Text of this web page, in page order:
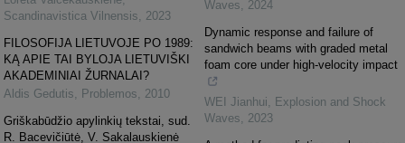
Scandinavistica Vilnensis
2023
FILOSOFIJA LIETUVOJE PO 1989:
KĄ APIE TAI BYLOJA LIETUVIŠKI
AKADEMINIAI ŽURNALAI?
Aldis Gedutis
Problemos
2010
Griškabūdžio apylinkių tekstai, sud.
R. Bacevičiūtė, V. Sakalauskienė
Waves
2024
Dynamic response and failure of
sandwich beams with graded metal
foam core under high-velocity impact
WEI Jianhui
Explosion and Shock
Waves
2023